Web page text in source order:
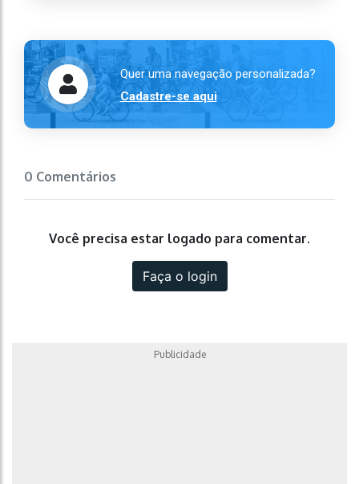
Quer uma navegação personalizada?
Cadastre-se aqui
0 Comentários
Você precisa estar logado para comentar.
Faça o login
Publicidade